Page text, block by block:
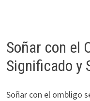
Soñar con el
Significado y
Soñar con el ombligo